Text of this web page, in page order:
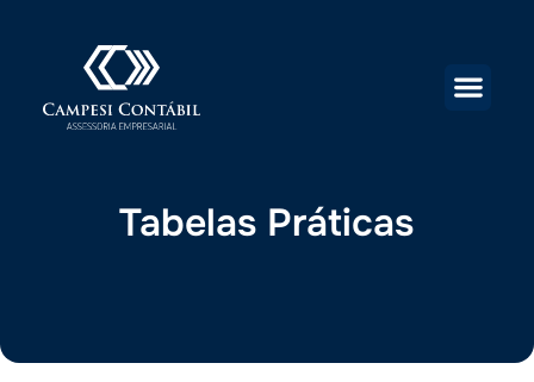
Tabelas Práticas